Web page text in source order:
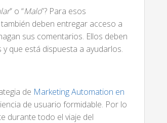
” o “Malo”? Para esos
deben entregar acceso a
sus comentarios. Ellos deben
que está dispuesta a ayudarlos.
de Marketing Automation en
de usuario formidable. Por lo
durante todo el viaje del